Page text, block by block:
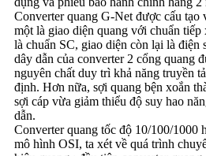
Converter quang G-Net được cấu tạo
một là giao diện quang với chuẩn
là chuẩn SC, giao diện còn lại là điện
dây dẫn của converter 2 cổng quang
nguyên chất duy trì khả năng truyền
định. Hơn nữa, sợi quang bện xoắn
sợi cáp vừa giảm thiểu độ suy hao
dẫn.
Converter quang tốc độ 10/100/1000
mô hình OSI, ta xét về quá trình